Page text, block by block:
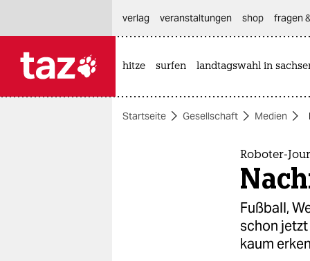
themen
verlag
veranstaltungen shop fragen
hitze surfen landtagswahl in
Startseite Gesellschaft Medien
Roboter-
Fußball,
schon
kaum